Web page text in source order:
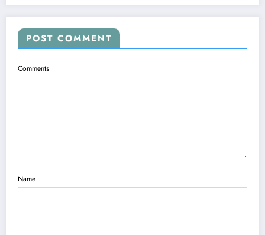
POST COMMENT
Comments
Name